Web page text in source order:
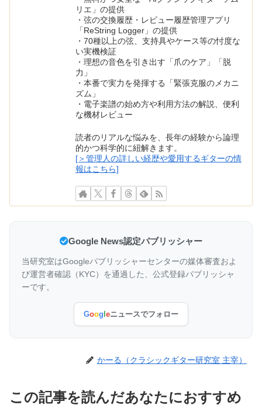
リエ」の提供
・弦の交換履歴・レビュー履歴管理アプリ
「ReString Logger」の提供
・70種以上の弦、支持具やケース等の忖度な
い実機検証
・理想の音色を引き出す「爪のケア」「脱
力」
・本番で実力を発揮する「緊張克服のメカニ
ズム」
・電子楽譜の始め方や利用方法の解説、便利
な機材レビュー
読者のリアルな悩みを、長年の経験から論理
的かつ科学的に紐解きます。
[＞管理人の詳しい経歴や愛用するギターの情
報はこちら]
Google News認定パブリッシャー
当研究室はGoogleパブリッシャーセンターの媒体審査およ
び運営者確認（KYC）を通過した、公式登録パブリッシャ
ーです。
Goog eニュースでフォロー
かーる（クラシックギター研究室 主宰）
この記事を読んだあなたにおすすめ